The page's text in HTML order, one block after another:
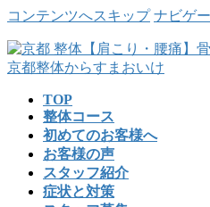
コンテンツへスキップ ナビゲ
TOP
整体コース
初めてのお客様へ
お客様の声
スタッフ紹介
症状と対策